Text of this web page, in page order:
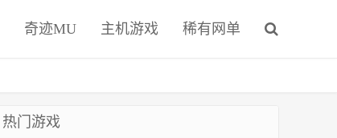
奇迹MU 主机游戏 稀有网单
热门游戏